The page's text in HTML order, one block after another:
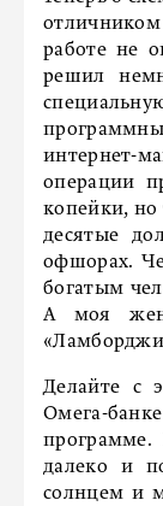
работе не
решил
операции
копейки, но
десятые
офшорах.
богатым
А моя
Делайте с
Омега-
далеко и
солнцем и